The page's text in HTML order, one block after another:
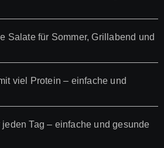
Salate für Sommer, Grillabend und
viel Protein – einfache und
Tag – einfache und gesunde